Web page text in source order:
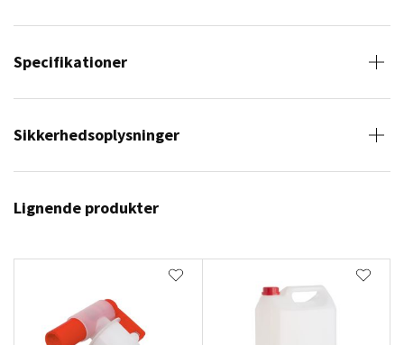
Specifikationer
Sikkerhedsoplysninger
Lignende produkter